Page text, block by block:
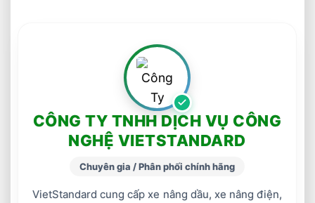
CÔNG TY TNHH DỊCH VỤ CÔNG
NGHỆ VIETSTANDARD
Chuyên gia / Phân phối chính hãng
VietStandard cung cấp xe nâng dầu, xe nâng điện,